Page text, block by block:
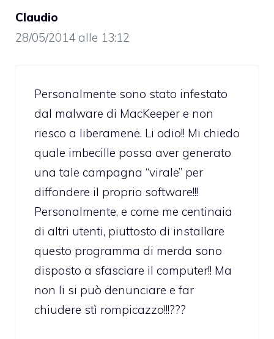
Claudio
28/05/2014 alle 13:12
Personalmente sono stato infestato
dal malware di MacKeeper e non
riesco a liberamene. Li odio!! Mi chiedo
quale imbecille possa aver generato
una tale campagna “virale” per
diffondere il proprio software!!!
Personalmente, e come me centinaia
di altri utenti, piuttosto di installare
questo programma di merda sono
disposto a sfasciare il computer!! Ma
non li si può denunciare e far
chiudere stì rompicazzo!!!???